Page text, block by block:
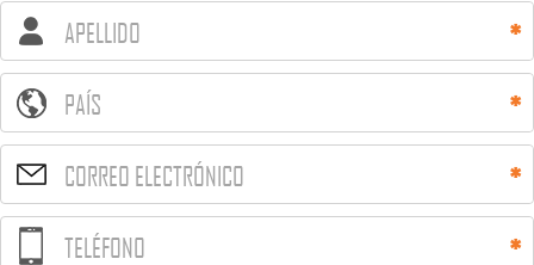
APELLIDO
PAÍS
CORREO ELECTRÓNICO
TELÉFONO